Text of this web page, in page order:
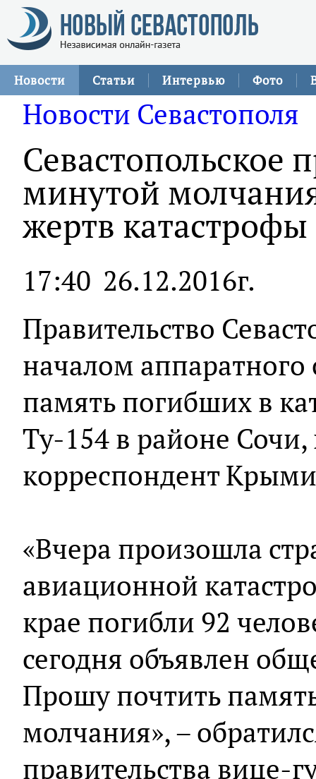
Новости Статьи Интервью Фото
Новости Севастополя
Севастопольское
минутой
жертв
17:40 26.12.2016г.
Правительство
началом
память погибших в
Ту-154 в районе Сочи,
корреспондент
«Вчера произошла
авиационной
крае погибли 92
сегодня объявлен
Прошу почтить
молчания», –
правительства вице-